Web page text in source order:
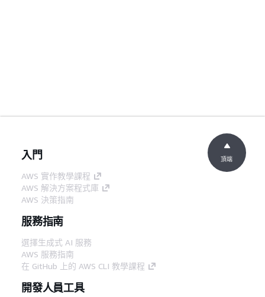
入門
AWS 實作教學課程
AWS 解決方案程式庫
AWS 決策指南
服務指南
選擇生成式 AI 服務
AWS 服務指南
在 GitHub 上的 AWS CLI 教學課程
開發人員工具
頂端